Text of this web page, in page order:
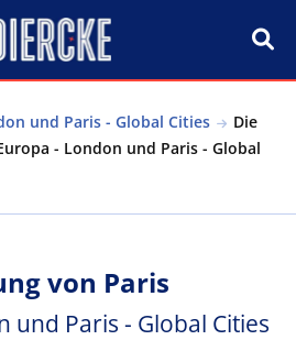
und Paris - Global Cities
Die
- London und Paris - Global
von Paris
und Paris - Global Cities